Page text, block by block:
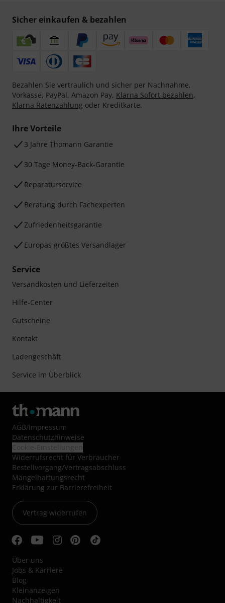
Sicher einkaufen & bezahlen
Bezahlen Sie vertraulich und sicher per Nachnahme,
Vorkasse, PayPal, Amazon Pay, Klarna Sofort bezahlen,
Klarna Ratenzahlung oder Kreditkarte.
Ihre Vorteile
3 Jahre Thomann Garantie
30 Tage Money-Back-Garantie
Reparaturservice
Beratung durch Fachexperten
Zufriedenheitsgarantie
Europas größtes Versandlager
Service
Versandkosten und Lieferzeiten
Hilfe-Center
Gutscheine
Kontakt
Ladengeschäft
Service im Überblick
AGB/Impressum
Datenschutzhinweise
Widerrufsrecht für Verbraucher
Bestellvorgang/Vertragsabschluss
Mängelhaftungsrecht
Erklärung zur Barrierefreiheit
Vertrag widerrufen
Über uns
Jobs & Karriere
Blog
Kleinanzeigen
Nachhaltigkeit